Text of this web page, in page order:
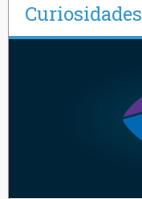
Curiosidades